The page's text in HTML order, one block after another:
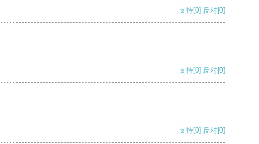
支持[0] 反对[0]
支持[0] 反对[0]
支持[0] 反对[0]